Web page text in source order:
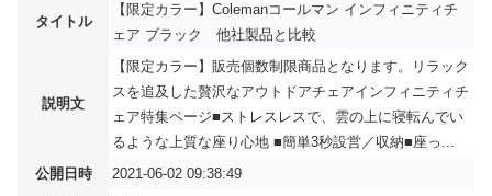
タイトル
【限定カラー】Colemanコールマン インフィニティチ
ェア ブラック 他社製品と比較
説明文
【限定カラー】販売個数制限商品となります。リラック
スを追及した贅沢なアウトドアチェアインフィニティチ
ェア特集ページ■ストレスレスで、雲の上に寝転んでい
るような上質な座り心地 ■簡単3秒設営／収納■座っ...
公開日時
2021-06-02 09:38:49